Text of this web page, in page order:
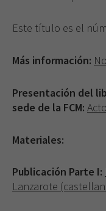
Este título es el
Más información:
Presentación del
sede de la FCM:
Materiales:
Publicación Parte I:
Lanzarote